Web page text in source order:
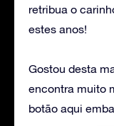
retribua o
estes anos!
Gostou desta
encontra muito
botão aqui